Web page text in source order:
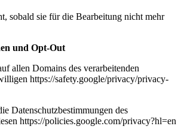
sobald sie für die Bearbeitung nicht mehr
und Opt-Out
allen Domains des verarbeitenden
https://safety.google/privacy/privacy-
Datenschutzbestimmungen des
https://policies.google.com/privacy?hl=en